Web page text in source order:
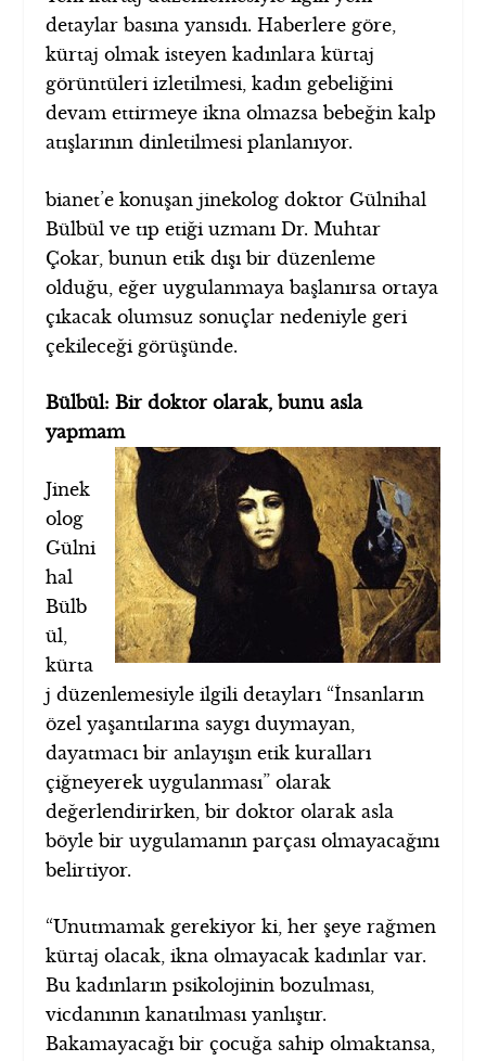
detaylar basına yansıdı. Haberlere göre,
kürtaj olmak isteyen kadınlara kürtaj
görüntüleri izletilmesi, kadın gebeliğini
devam ettirmeye ikna olmazsa bebeğin kalp
atışlarının dinletilmesi planlanıyor.
bianet’e konuşan jinekolog doktor Gülnihal
Bülbül ve tıp etiği uzmanı Dr. Muhtar
Çokar, bunun etik dışı bir düzenleme
olduğu, eğer uygulanmaya başlanırsa ortaya
çıkacak olumsuz sonuçlar nedeniyle geri
çekileceği görüşünde.
Bülbül: Bir doktor olarak, bunu asla
yapmam
Jinek
olog
Gülni
hal
Bülb
ül,
kürta
j düzenlemesiyle ilgili detayları “İnsanların
özel yaşantılarına saygı duymayan,
dayatmacı bir anlayışın etik kuralları
çiğneyerek uygulanması” olarak
değerlendirirken, bir doktor olarak asla
böyle bir uygulamanın parçası olmayacağını
belirtiyor.
“Unutmamak gerekiyor ki, her şeye rağmen
kürtaj olacak, ikna olmayacak kadınlar var.
Bu kadınların psikolojinin bozulması,
vicdanının kanatılması yanlıştır.
Bakamayacağı bir çocuğa sahip olmaktansa,